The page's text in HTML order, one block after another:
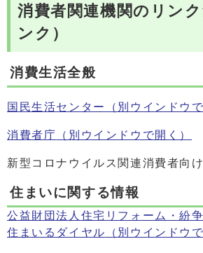
消費者関連機関のリン
ンク）
消費生活全般
国民生活センター （別ウインドウ
消費者庁 （別ウインドウで開く）
新型コロナウイルス関連消費者向
住まいに関する情報
公益財団法人住宅リフォーム・紛
住まいるダイヤル
（別ウインドウ